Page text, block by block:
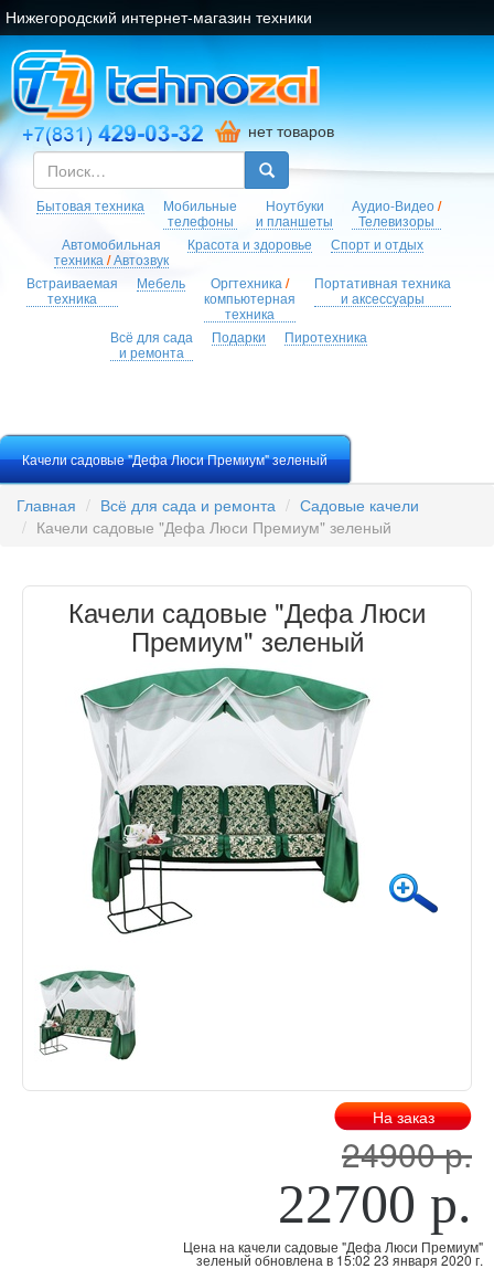
Нижегородский интернет-магазин техники
нет товаров
Бытовая техника
Мобильные
телефоны
Ноутбуки
и планшеты
Аудио-Видео/
Телевизоры
Автомобильная
техника /Автозвук
Красота и здоровье Спорт и отдых
Встраиваемая
техника
Мебель Оргтехника /
компьютерная
техника
Портативная техника
и аксессуары
Всё для сада
и ремонта
Подарки Пиротехника
Качели садовые "Дефа Люси Премиум" зеленый
Главная Всё для сада и ремонта
Садовые качели
Качели садовые "Дефа Люси Премиум" зеленый
Качели садовые "Дефа Люси
Премиум" зеленый
На заказ
24900 р.
22700 р.
Цена на качели садовые "Дефа Люси Премиум"
зеленый обновлена в 15:02 23 января 2020 г.